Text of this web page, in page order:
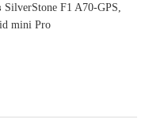
SilverStone F1 A70-GPS,
mini Pro